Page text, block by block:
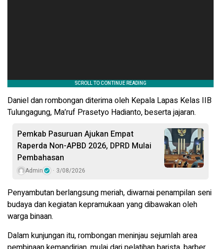
Daniel dan rombongan diterima oleh Kepala Lapas Kelas IIB
Tulungagung, Ma’ruf Prasetyo Hadianto, beserta jajaran.
Pemkab Pasuruan Ajukan Empat
Raperda Non-APBD 2026, DPRD Mulai
Pembahasan
Admin 3/08/2026
Penyambutan berlangsung meriah, diwarnai penampilan seni
budaya dan kegiatan kepramukaan yang dibawakan oleh
warga binaan.
Dalam kunjungan itu, rombongan meninjau sejumlah area